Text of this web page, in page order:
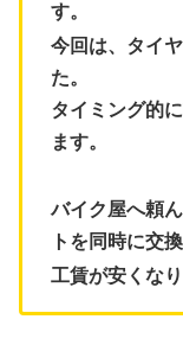
す。
今回は、タイ
た。
タイミング的
ます。
バイク屋へ頼
トを同時に交
工賃が安くなり